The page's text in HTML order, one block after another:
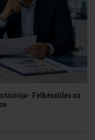
Felkészülés az